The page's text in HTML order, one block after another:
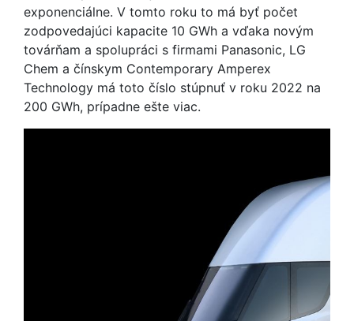
exponenciálne. V tomto roku to má byť počet
zodpovedajúci kapacite 10 GWh a vďaka novým
továrňam a spolupráci s firmami Panasonic, LG
Chem a čínskym Contemporary Amperex
Technology má toto číslo stúpnuť v roku 2022 na
200 GWh, prípadne ešte viac.